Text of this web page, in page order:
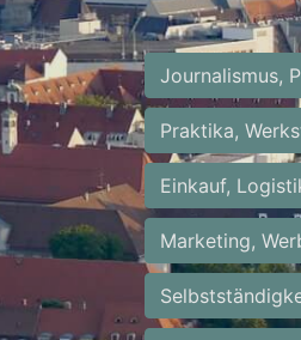
Journalismus,
Praktika,
Einkauf,
Marketing,